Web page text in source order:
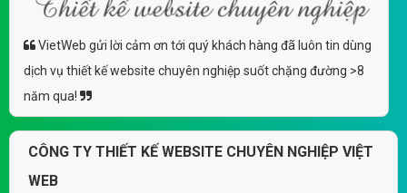
VietWeb gửi lời cảm ơn tới quý khách hàng đã luôn tin dùng
dịch vụ thiết kế website chuyên nghiệp suốt chặng đường >8
năm qua!
CÔNG TY THIẾT KẾ WEBSITE CHUYÊN NGHIỆP VIỆT
WEB